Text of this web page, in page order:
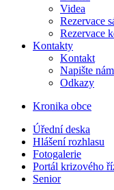
Videa
Rezervace
Rezervace
Kontakty
Kontakt
Napište nám
Odkazy
Kronika obce
Úřední deska
Hlášení rozhlasu
Fotogalerie
Portál krizového
Senior